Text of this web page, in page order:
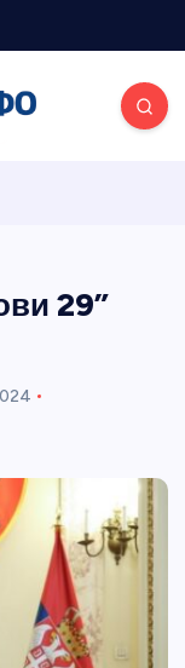
29”